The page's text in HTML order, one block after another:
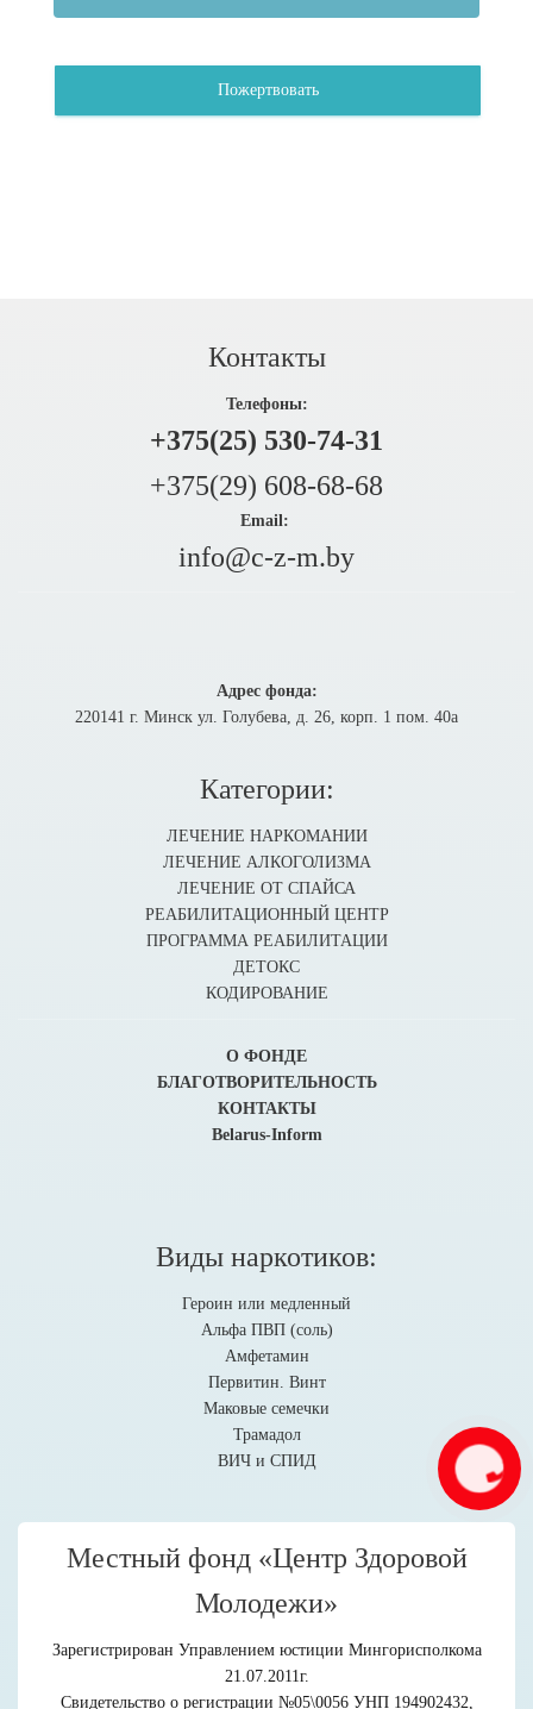
Пожертвовать
Контакты
Телефоны:
+375(25) 530-74-31
+375(29) 608-68-68
Email:
info@c-z-m.by
Адрес фонда:
220141 г. Минск ул. Голубева, д. 26, корп. 1 пом. 40а
Категории:
ЛЕЧЕНИЕ НАРКОМАНИИ
ЛЕЧЕНИЕ АЛКОГОЛИЗМА
ЛЕЧЕНИЕ ОТ СПАЙСА
РЕАБИЛИТАЦИОННЫЙ ЦЕНТР
ПРОГРАММА РЕАБИЛИТАЦИИ
ДЕТОКС
КОДИРОВАНИЕ
О ФОНДЕ
БЛАГОТВОРИТЕЛЬНОСТЬ
КОНТАКТЫ
Belarus-Inform
Виды наркотиков:
Героин или медленный
Альфа ПВП (соль)
Амфетамин
Первитин. Винт
Маковые семечки
Трамадол
ВИЧ и СПИД
Местный фонд «Центр Здоровой
Молодежи»
Зарегистрирован Управлением юстиции Мингорисполкома
21.07.2011г.
Свидетельство о регистрации №05\0056 УНП 194902432,
Связаться с
нами